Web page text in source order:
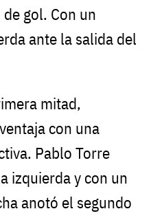
gol. Con un
ante la salida del
mitad,
con una
Pablo Torre
izquierda y con un
anotó el segundo